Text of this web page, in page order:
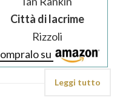
Città di lacrime
Rizzoli
su
Leggi tutto